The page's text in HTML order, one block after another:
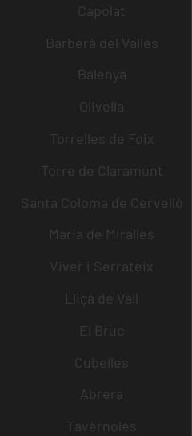
Capolat
Barberà del Vallès
Balenyà
Olivella
Torrelles de Foix
Torre de Claramunt
Santa Coloma de Cervelló
Maria de Miralles
Viver i Serrateix
Lliçà de Vall
El Bruc
Cubelles
Abrera
Tavèrnoles